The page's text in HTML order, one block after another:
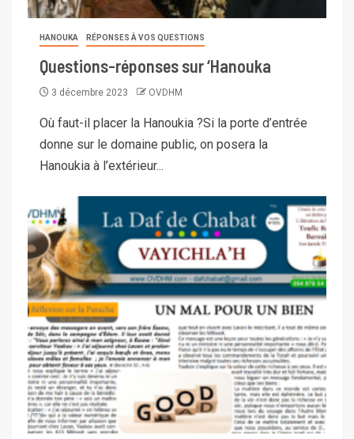
HANOUKA RÉPONSES À VOS QUESTIONS
Questions-réponses sur ‘Hanouka
3 décembre 2023 OVDHM
Où faut-il placer la Hanoukia ?Si la porte d’entrée
donne sur le domaine public, on posera la
Hanoukia à l’extérieur...